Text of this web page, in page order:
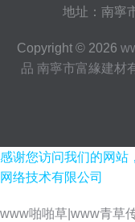
地址：南寧
Copyright © 2026
品 南寧市富緣建材
感谢您访问我们的网站
网络技术有限公司
www啪啪草|www青草